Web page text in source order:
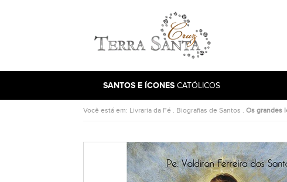
Ir para a página inicial
SANTOS E ÍCONES CATÓLICOS
Você está em: Livraria da Fé . Biografias de Santos . Os grandes